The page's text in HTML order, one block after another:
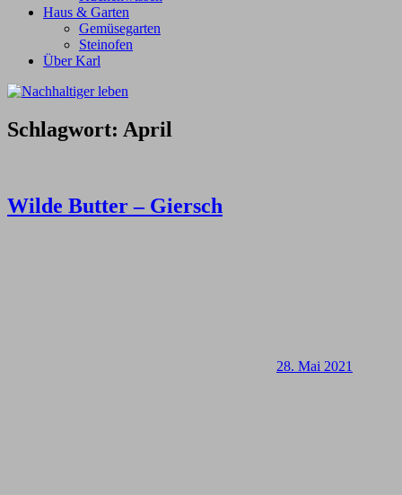
Haus & Garten
Gemüsegarten
Steinofen
Über Karl
Schlagwort: April
Wilde Butter – Giersch
28. Mai 2021